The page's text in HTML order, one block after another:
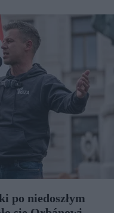
po niedoszłym